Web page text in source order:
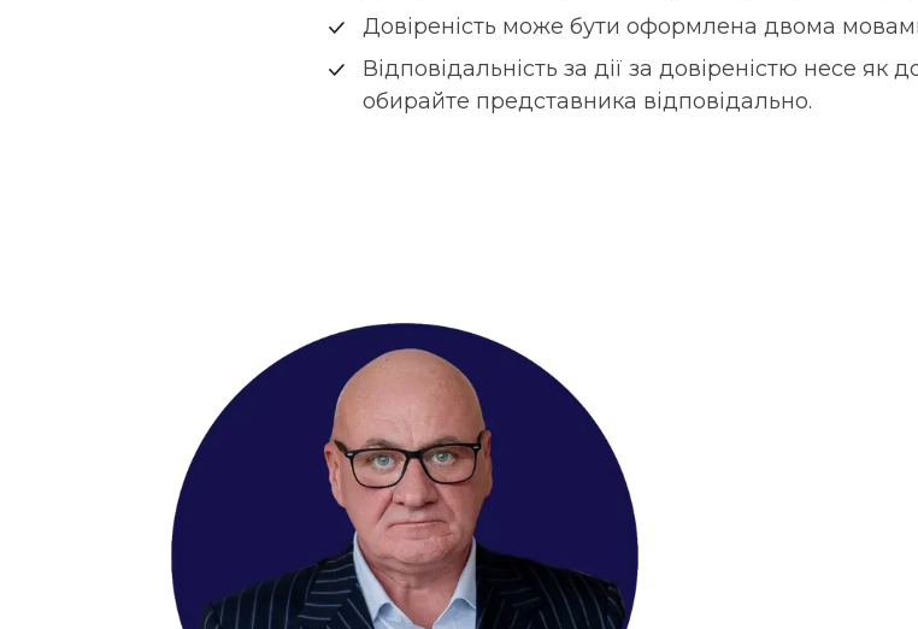
Довіреність може бути оформлена двома
Відповідальність за дії за довіреністю несе як
обирайте представника відповідально.